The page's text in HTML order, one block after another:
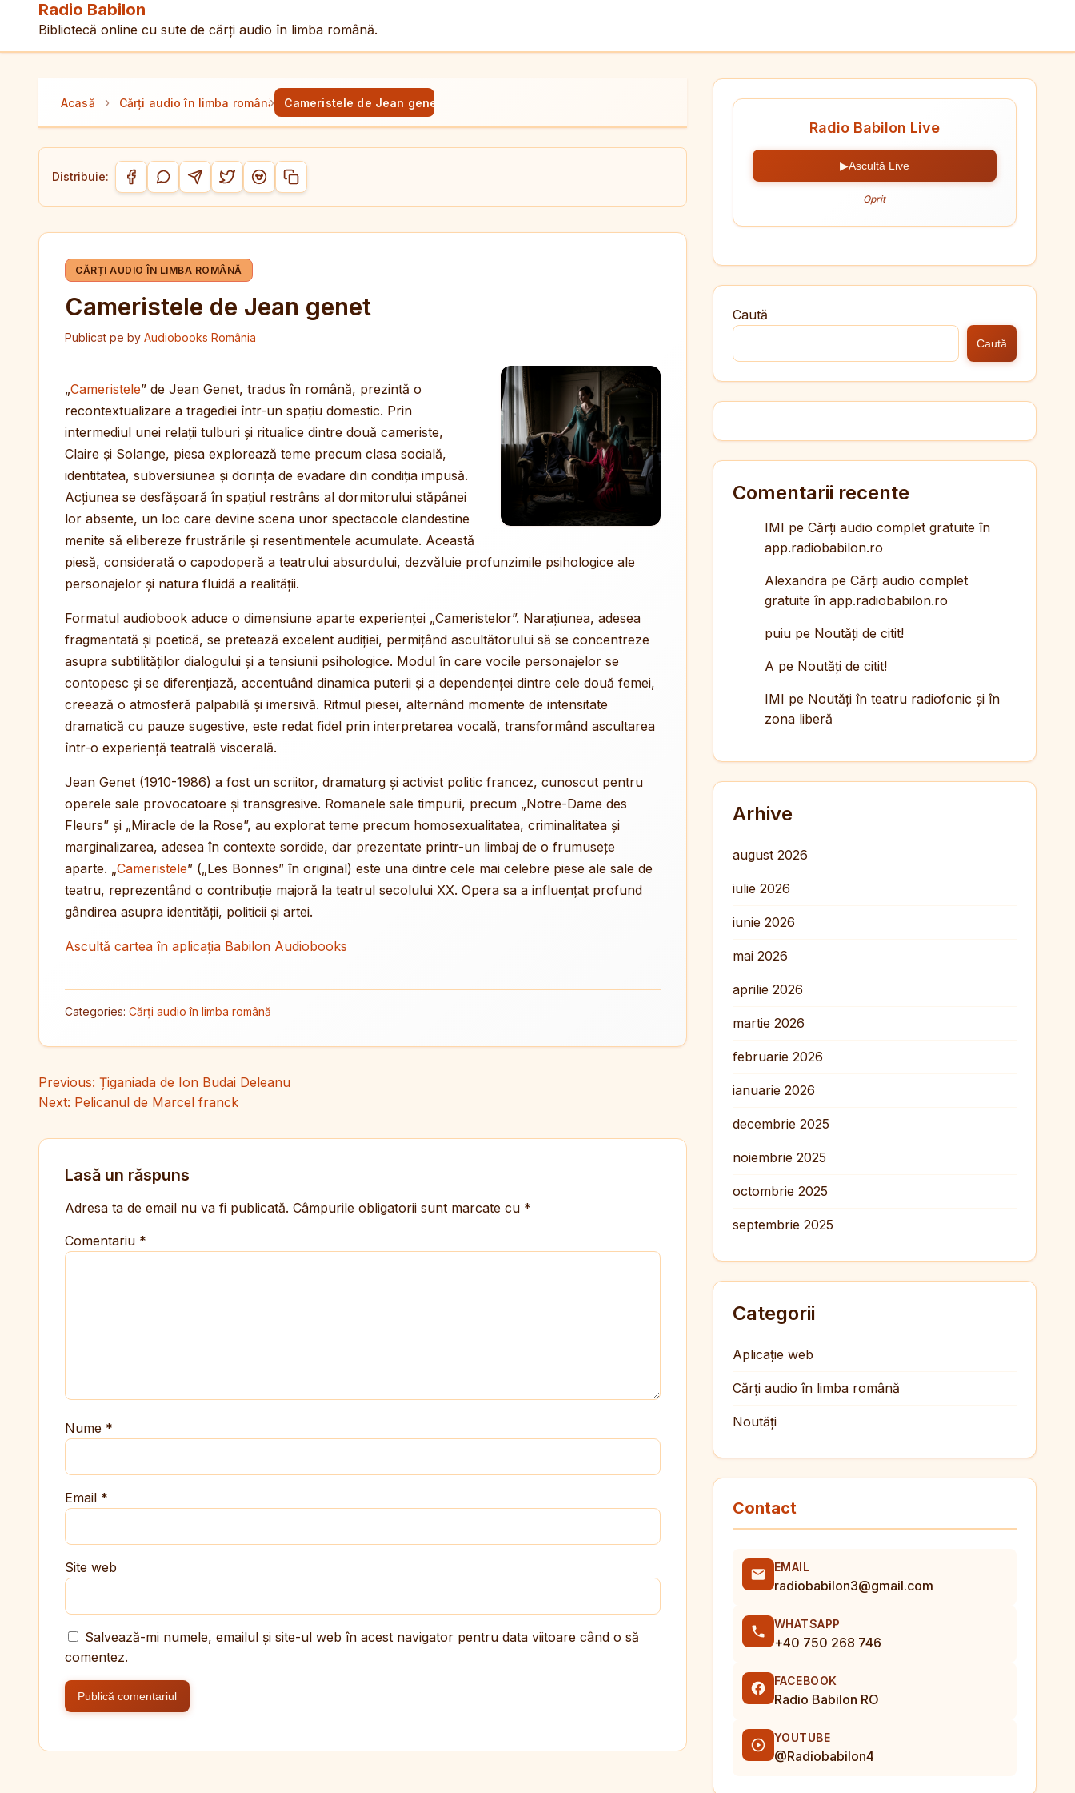
Radio Babilon
Bibliotecă online cu sute de cărți audio în limba română.
Acasă › Cărți audio în limba română
› Cameristele de Jean genet
Distribuie:
Distribuie pe Facebook
Distribuie pe WhatsApp
Distribuie pe Telegram
Distribuie pe Twitter/X
Distribuie pe Reddit
Copiază link-ul
CĂRȚI AUDIO ÎN LIMBA ROMÂNĂ
Cameristele de Jean genet
Publicat pe by Audiobooks România
„Cameristele” de Jean Genet, tradus în română, prezintă o
recontextualizare a tragediei într-un spațiu domestic. Prin
intermediul unei relații tulburi și ritualice dintre două cameriste,
Claire și Solange, piesa explorează teme precum clasa socială,
identitatea, subversiunea și dorința de evadare din condiția impusă.
Acțiunea se desfășoară în spațiul restrâns al dormitorului stăpânei
lor absente, un loc care devine scena unor spectacole clandestine
menite să elibereze frustrările și resentimentele acumulate. Această
piesă, considerată o capodoperă a teatrului absurdului, dezvăluie profunzimile psihologice ale
personajelor și natura fluidă a realității.
Formatul audiobook aduce o dimensiune aparte experienței „Cameristelor”. Narațiunea, adesea
fragmentată și poetică, se pretează excelent audiției, permițând ascultătorului să se concentreze
asupra subtilităților dialogului și a tensiunii psihologice. Modul în care vocile personajelor se
contopesc și se diferențiază, accentuând dinamica puterii și a dependenței dintre cele două femei,
creează o atmosferă palpabilă și imersivă. Ritmul piesei, alternând momente de intensitate
dramatică cu pauze sugestive, este redat fidel prin interpretarea vocală, transformând ascultarea
într-o experiență teatrală viscerală.
Jean Genet (1910-1986) a fost un scriitor, dramaturg și activist politic francez, cunoscut pentru
operele sale provocatoare și transgresive. Romanele sale timpurii, precum „Notre-Dame des
Fleurs” și „Miracle de la Rose”, au explorat teme precum homosexualitatea, criminalitatea și
marginalizarea, adesea în contexte sordide, dar prezentate printr-un limbaj de o frumusețe
aparte. „Cameristele” („Les Bonnes” în original) este una dintre cele mai celebre piese ale sale de
teatru, reprezentând o contribuție majoră la teatrul secolului XX. Opera sa a influențat profund
gândirea asupra identității, politicii și artei.
Ascultă cartea în aplicația Babilon Audiobooks
Categories: Cărți audio în limba română
Navigare în articole
Previous: Țiganiada de Ion Budai Deleanu
Next: Pelicanul de Marcel franck
Lasă un răspuns
Adresa ta de email nu va fi publicată. Câmpurile obligatorii sunt marcate cu *
Comentariu *
Nume *
Email *
Site web
Salvează-mi numele, emailul și site-ul web în acest navigator pentru data viitoare când o să
comentez.
Radio Babilon Live
▶Ascultă Live
Oprit
Caută
Caută
Comentarii recente
IMI pe Cărți audio complet gratuite în
app.radiobabilon.ro
Alexandrape Cărți audio complet
gratuite în app.radiobabilon.ro
puiupe Noutăți de citit!
A pe Noutăți de citit!
IMI pe Noutăți în teatru radiofonic și în
zona liberă
Arhive
august 2026
iulie 2026
iunie 2026
mai 2026
aprilie 2026
martie 2026
februarie 2026
ianuarie 2026
decembrie 2025
noiembrie 2025
octombrie 2025
septembrie 2025
Categorii
Aplicație web
Cărți audio în limba română
Noutăți
Contact
EMAIL
radiobabilon3@gmail.com
WHATSAPP
+40 750 268 746
FACEBOOK
Radio Babilon RO
YOUTUBE
@Radiobabilon4